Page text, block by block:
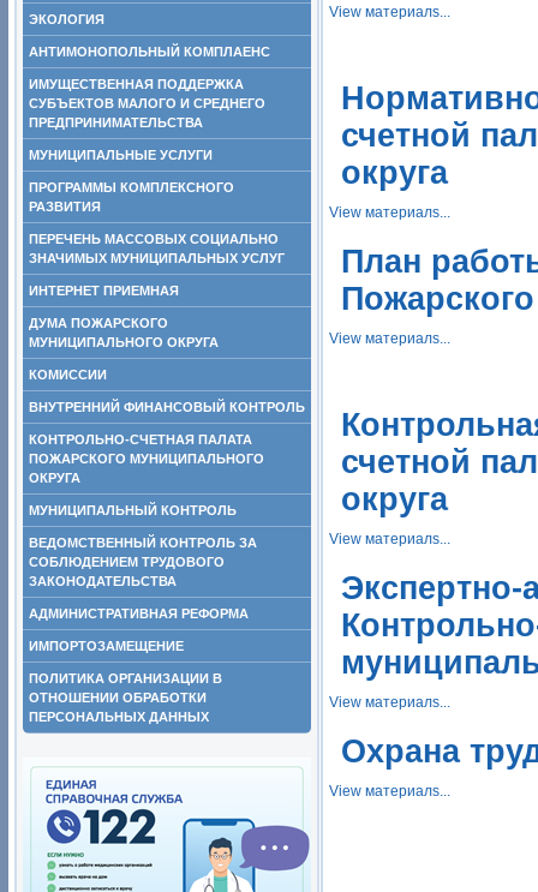
ЭКОЛОГИЯ
АНТИМОНОПОЛЬНЫЙ КОМПЛАЕНС
ИМУЩЕСТВЕННАЯ ПОДДЕРЖКА
СУБЪЕКТОВ МАЛОГО И СРЕДНЕГО
ПРЕДПРИНИМАТЕЛЬСТВА
МУНИЦИПАЛЬНЫЕ УСЛУГИ
ПРОГРАММЫ КОМПЛЕКСНОГО
РАЗВИТИЯ
ПЕРЕЧЕНЬ МАССОВЫХ СОЦИАЛЬНО
ЗНАЧИМЫХ МУНИЦИПАЛЬНЫХ УСЛУГ
ИНТЕРНЕТ ПРИЕМНАЯ
ДУМА ПОЖАРСКОГО
МУНИЦИПАЛЬНОГО ОКРУГА
КОМИССИИ
ВНУТРЕННИЙ ФИНАНСОВЫЙ КОНТРОЛЬ
КОНТРОЛЬНО-СЧЕТНАЯ ПАЛАТА
ПОЖАРСКОГО МУНИЦИПАЛЬНОГО
ОКРУГА
МУНИЦИПАЛЬНЫЙ КОНТРОЛЬ
ВЕДОМСТВЕННЫЙ КОНТРОЛЬ ЗА
СОБЛЮДЕНИЕМ ТРУДОВОГО
ЗАКОНОДАТЕЛЬСТВА
АДМИНИСТРАТИВНАЯ РЕФОРМА
ИМПОРТОЗАМЕЩЕНИЕ
ПОЛИТИКА ОРГАНИЗАЦИИ В
ОТНОШЕНИИ ОБРАБОТКИ
ПЕРСОНАЛЬНЫХ ДАННЫХ
View материалs...
счетной
округа
View материалs...
План
View материалs...
счетной
округа
View материалs...
Экспертно-
View материалs...
Охрана
View материалs...